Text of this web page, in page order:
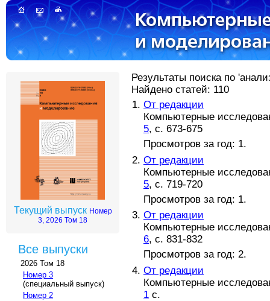
Текущий выпуск Номер
3, 2026 Том 18
Все выпуски
2026 Том 18
Номер 3
(специальный выпуск)
Номер 2
Результаты поиска по
Найдено статей: 110
От редакции
Компьютерные
5, с. 673-675
Просмотров за год: 1.
От редакции
Компьютерные
5, с. 719-720
Просмотров за год: 1.
От редакции
Компьютерные
6, с. 831-832
Просмотров за год: 2.
От редакции
Компьютерные
1 с.